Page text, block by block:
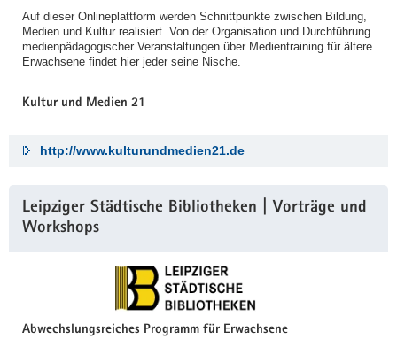
Auf dieser Onlineplattform werden Schnittpunkte zwischen Bildung,
Medien und Kultur realisiert. Von der Organisation und Durchführung
medienpädagogischer Veranstaltungen über Medientraining für ältere
Erwachsene findet hier jeder seine Nische.
Kultur und Medien 21
http://www.kulturundmedien21.de
Leipziger Städtische Bibliotheken | Vorträge und
Workshops
Abwechslungsreiches Programm für Erwachsene